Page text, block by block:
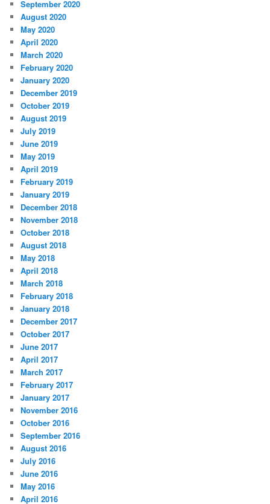
September 2020
August 2020
May 2020
April 2020
March 2020
February 2020
January 2020
December 2019
October 2019
August 2019
July 2019
June 2019
May 2019
April 2019
February 2019
January 2019
December 2018
November 2018
October 2018
August 2018
May 2018
April 2018
March 2018
February 2018
January 2018
December 2017
October 2017
June 2017
April 2017
March 2017
February 2017
January 2017
November 2016
October 2016
September 2016
August 2016
July 2016
June 2016
May 2016
April 2016